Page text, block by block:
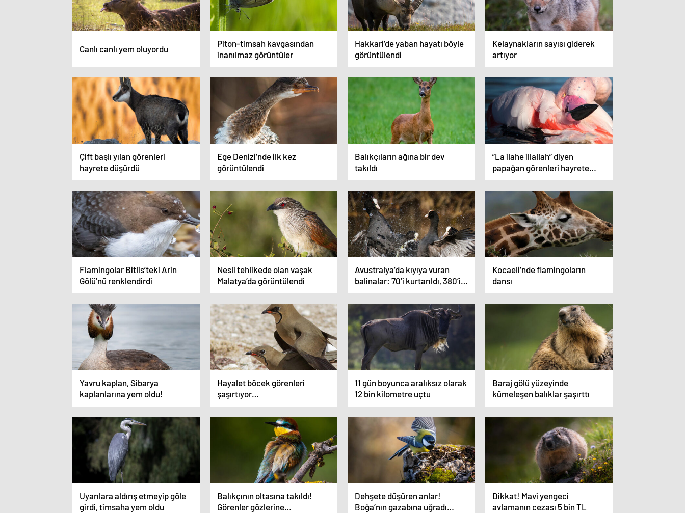
Canlı canlı yem oluyordu
Piton-timsah kavgasından
inanılmaz görüntüler
Hakkari’de yaban hayatı böyle
görüntülendi
Kelaynakların sayısı giderek
artıyor
Çift başlı yılan görenleri
hayrete düşürdü
Ege Denizi’nde ilk kez
görüntülendi
Balıkçıların ağına bir dev
takıldı
”La ilahe illallah” diyen
papağan görenleri hayrete
düşürüyor
Flamingolar Bitlis’teki Arin
Gölü’nü renklendirdi
Nesli tehlikede olan vaşak
Malatya’da görüntülendi
Avustralya’da kıyıya vuran
balinalar: 70’i kurtarıldı, 380’i
öldü
Kocaeli’nde flamingoların
dansı
Yavru kaplan, Sibarya
kaplanlarına yem oldu!
Hayalet böcek görenleri
şaşırtıyor…
11 gün boyunca aralıksız olarak
12 bin kilometre uçtu
Baraj gölü yüzeyinde
kümeleşen balıklar şaşırttı
Uyarılara aldırış etmeyip göle
girdi, timsaha yem oldu
Balıkçının oltasına takıldı!
Görenler gözlerine
Dehşete düşüren anlar!
Boğa’nın gazabına uğradı…
Dikkat! Mavi yengeci
avlamanın cezası 5 bin TL